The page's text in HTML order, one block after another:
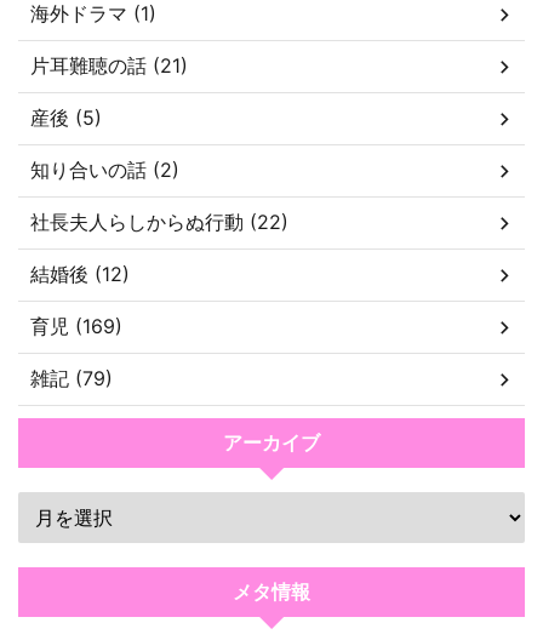
海外ドラマ (1)
片耳難聴の話 (21)
産後 (5)
知り合いの話 (2)
社長夫人らしからぬ行動 (22)
結婚後 (12)
育児 (169)
雑記 (79)
アーカイブ
メタ情報